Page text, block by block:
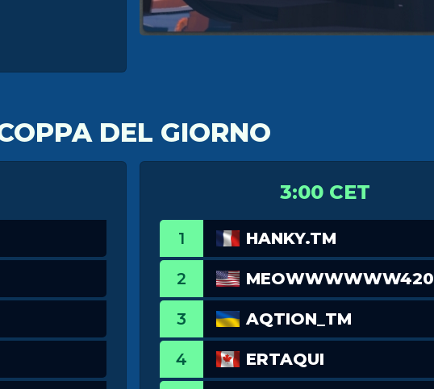
DEL GIORNO
3:00 CET
1 HANKY.TM
2 MEOWWWWWW420
3 AQTION_TM
4 ERTAQUI